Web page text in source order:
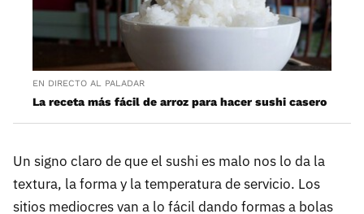
EN DIRECTO AL PALADAR
La receta más fácil de arroz para hacer sushi casero
Un signo claro de que el sushi es malo nos lo da la
textura, la forma y la temperatura de servicio. Los
sitios mediocres van a lo fácil dando formas a bolas